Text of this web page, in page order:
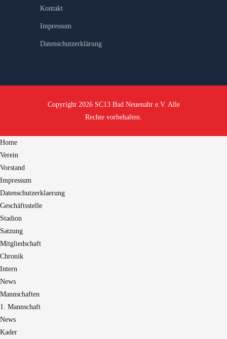
Kontakt
Impressum
Datenschutzerklärung
Copyright 2026 SC13 Bad Neuenahr e.V. Alle
Rechte vorbehalten.
Home
Verein
Vorstand
Impressum
Datenschutzerklaerung
Geschäftsstelle
Stadion
Satzung
Mitgliedschaft
Chronik
Intern
News
Mannschaften
1. Mannschaft
News
Kader